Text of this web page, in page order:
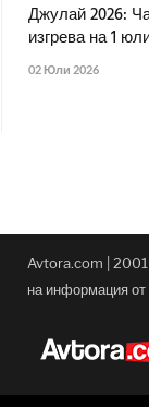
Джулай 2026:
изгрева на 1
02 Юли 2026
Avtora.com | 2001
на информация от